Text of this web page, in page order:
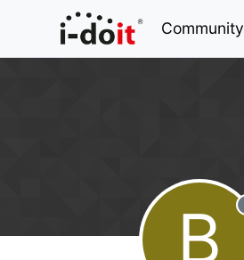
Community
B